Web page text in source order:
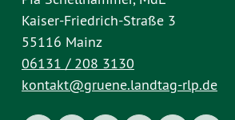
Kaiser-Friedrich-Straße 3
55116 Mainz
06131 / 208 3130
kontakt@gruene.landtag-rlp.de